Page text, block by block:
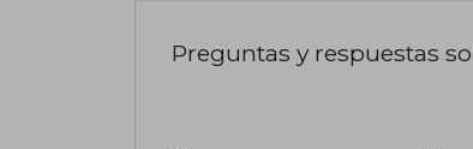
Preguntas y respuestas